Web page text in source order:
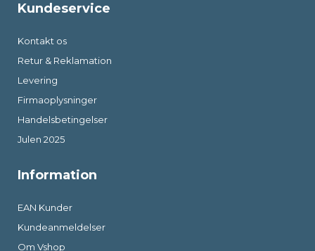
Kundeservice
Kontakt os
Retur & Reklamation
Levering
Firmaoplysninger
Handelsbetingelser
Julen 2025
Information
EAN Kunder
Kundeanmeldelser
Om Vshop